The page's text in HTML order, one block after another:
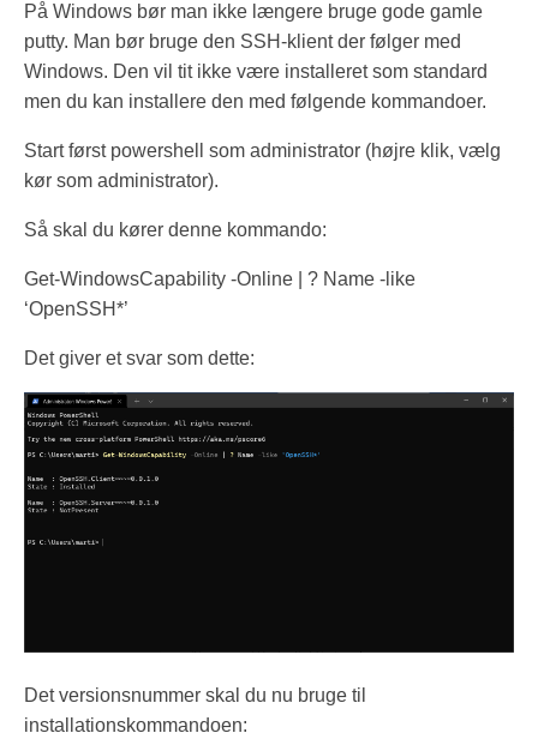
På Windows bør man ikke længere bruge gode gamle
putty. Man bør bruge den SSH-klient der følger med
Windows. Den vil tit ikke være installeret som standard
men du kan installere den med følgende kommandoer.
Start først powershell som administrator (højre klik, vælg
kør som administrator).
Så skal du kører denne kommando:
Get-WindowsCapability -Online | ? Name -like
‘OpenSSH*’
Det giver et svar som dette:
Det versionsnummer skal du nu bruge til
installationskommandoen: